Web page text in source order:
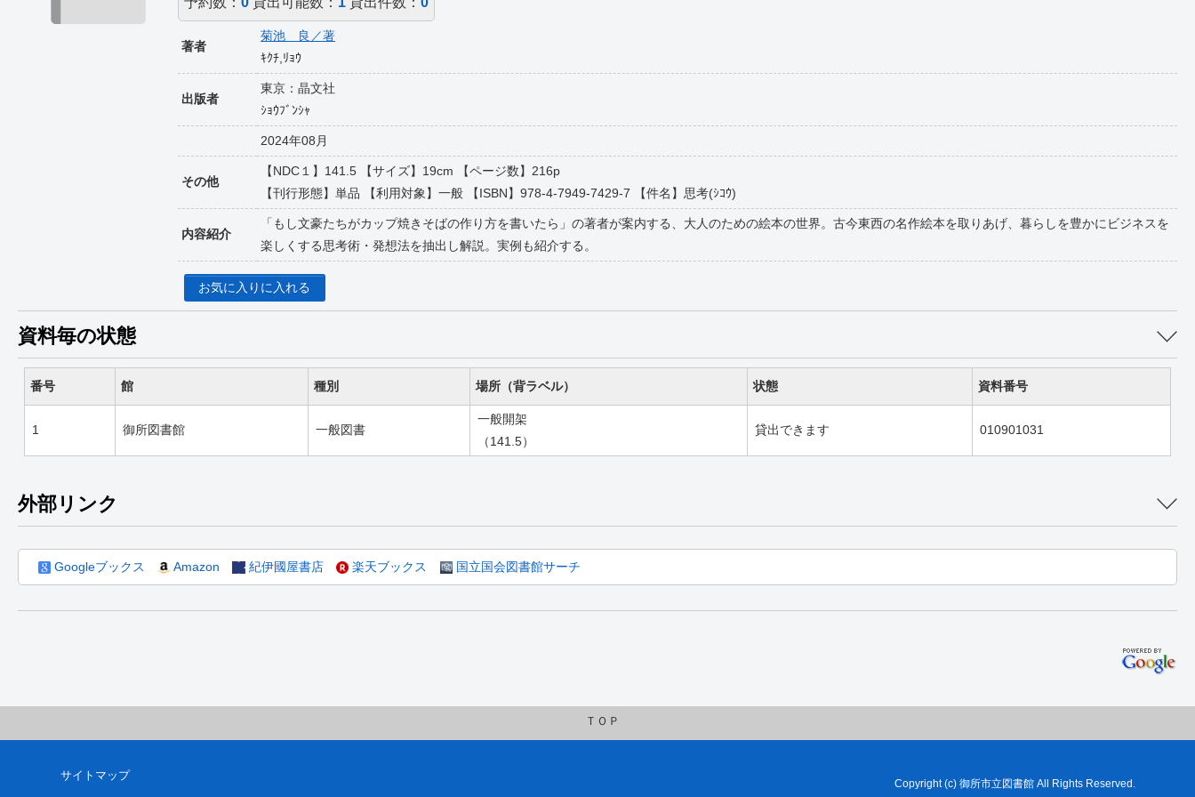
著者
菊池 良／著
ｷｸﾁ,ﾘｮｳ
出版者
東京：晶文社
ｼｮｳﾌﾞﾝｼｬ
2024年08月
その他
【NDC１】141.5 【サイズ】19cm 【ページ数】216p
【刊行形態】単品 【利用対象】一般 【ISBN】978-4-7949-7429-7 【件名】思考(ｼｺｳ)
内容紹介
「もし文豪たちがカップ焼きそばの作り方を書いたら」の著者が案内する、大人のための絵本の世界。古今東西の名作絵本を取りあげ、暮らしを豊かにビジネスを
楽しくする思考術・発想法を抽出し解説。実例も紹介する。
お気に入りに入れる
資料毎の状態
番号 館 種別 場所（背ラベル） 状態 資料番号
1 御所図書館 一般図書
一般開架
（141.5）
貸出できます 010901031
外部リンク
Googleブックス Amazon 紀伊國屋書店 楽天ブックス 国立国会図書館サーチ
ＴＯＰ
サイトマップ
Copyright (c) 御所市立図書館 All Rights Reserved.